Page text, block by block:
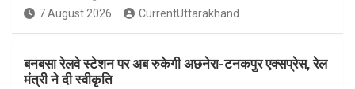
7 August 2026 CurrentUttarakhand
बनबसा रेलवे स्टेशन पर अब रुकेगी अछनेरा-टनकपुर एक्सप्रेस, रेल
मंत्री ने दी स्वीकृति